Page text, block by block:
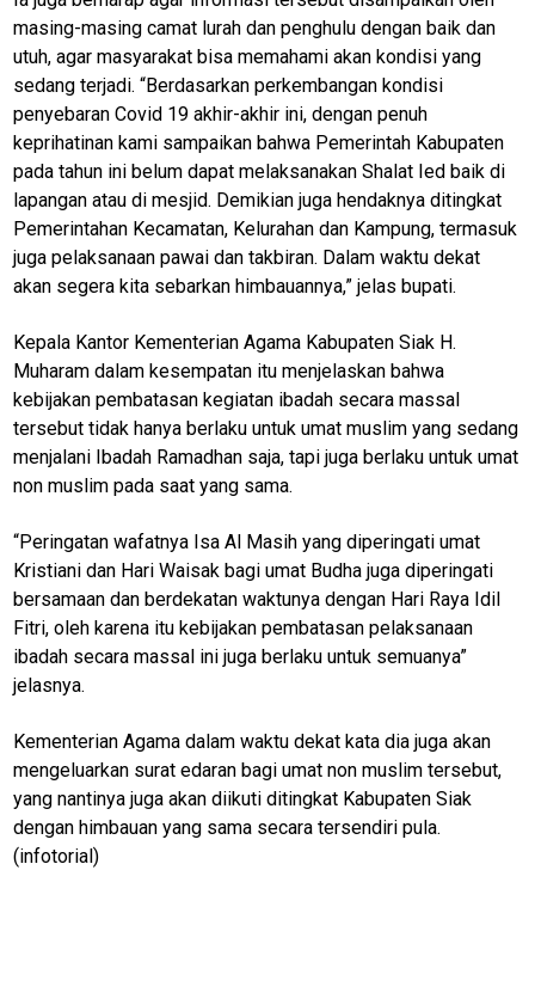
masing-masing camat lurah dan penghulu dengan baik dan
utuh, agar masyarakat bisa memahami akan kondisi yang
sedang terjadi. “Berdasarkan perkembangan kondisi
penyebaran Covid 19 akhir-akhir ini, dengan penuh
keprihatinan kami sampaikan bahwa Pemerintah Kabupaten
pada tahun ini belum dapat melaksanakan Shalat Ied baik di
lapangan atau di mesjid. Demikian juga hendaknya ditingkat
Pemerintahan Kecamatan, Kelurahan dan Kampung, termasuk
juga pelaksanaan pawai dan takbiran. Dalam waktu dekat
akan segera kita sebarkan himbauannya,” jelas bupati.
Kepala Kantor Kementerian Agama Kabupaten Siak H.
Muharam dalam kesempatan itu menjelaskan bahwa
kebijakan pembatasan kegiatan ibadah secara massal
tersebut tidak hanya berlaku untuk umat muslim yang sedang
menjalani Ibadah Ramadhan saja, tapi juga berlaku untuk umat
non muslim pada saat yang sama.
“Peringatan wafatnya Isa Al Masih yang diperingati umat
Kristiani dan Hari Waisak bagi umat Budha juga diperingati
bersamaan dan berdekatan waktunya dengan Hari Raya Idil
Fitri, oleh karena itu kebijakan pembatasan pelaksanaan
ibadah secara massal ini juga berlaku untuk semuanya”
jelasnya.
Kementerian Agama dalam waktu dekat kata dia juga akan
mengeluarkan surat edaran bagi umat non muslim tersebut,
yang nantinya juga akan diikuti ditingkat Kabupaten Siak
dengan himbauan yang sama secara tersendiri pula.
(infotorial)
Lifestyle
Review
Pinjol
SourceCode
Otomotif
infotorial
Tutor
Sains
Finance
Entertain
Edukasi
InfoTerbaru
Traveling
Sport
TeknoPedia
Techno
Guide
Automotive
Guide